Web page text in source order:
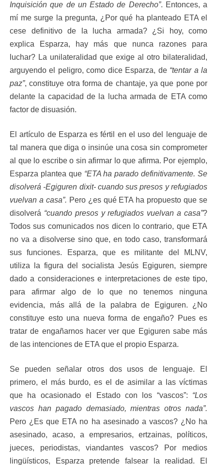
Inquisición que de un Estado de Derecho”. Entonces, a
mí me surge la pregunta, ¿Por qué ha planteado ETA el
cese definitivo de la lucha armada? ¿Si hoy, como
explica Esparza, hay más que nunca razones para
luchar? La unilateralidad que exige al otro bilateralidad,
arguyendo el peligro, como dice Esparza, de “tentar a la
paz”, constituye otra forma de chantaje, ya que pone por
delante la capacidad de la lucha armada de ETA como
factor de disuasión.
El artículo de Esparza es fértil en el uso del lenguaje de
tal manera que diga o insinúe una cosa sin comprometer
al que lo escribe o sin afirmar lo que afirma. Por ejemplo,
Esparza plantea que “ETA ha parado definitivamente. Se
disolverá -Egiguren dixit- cuando sus presos y refugiados
vuelvan a casa”. Pero ¿es qué ETA ha propuesto que se
disolverá “cuando presos y refugiados vuelvan a casa”?
Todos sus comunicados nos dicen lo contrario, que ETA
no va a disolverse sino que, en todo caso, transformará
sus funciones. Esparza, que es militante del MLNV,
utiliza la figura del socialista Jesús Egiguren, siempre
dado a consideraciones e interpretaciones de este tipo,
para afirmar algo de lo que no tenemos ninguna
evidencia, más allá de la palabra de Egiguren. ¿No
constituye esto una nueva forma de engaño? Pues es
tratar de engañarnos hacer ver que Egiguren sabe más
de las intenciones de ETA que el propio Esparza.
Se pueden señalar otros dos usos de lenguaje. El
primero, el más burdo, es el de asimilar a las víctimas
que ha ocasionado el Estado con los “vascos”: “Los
vascos han pagado demasiado, mientras otros nada”.
Pero ¿Es que ETA no ha asesinado a vascos? ¿No ha
asesinado, acaso, a empresarios, ertzainas, políticos,
jueces, periodistas, viandantes vascos? Por medios
lingüísticos, Esparza pretende falsear la realidad. El